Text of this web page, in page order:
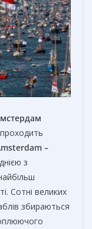
проходить
–
з
Сотні великих
збираються